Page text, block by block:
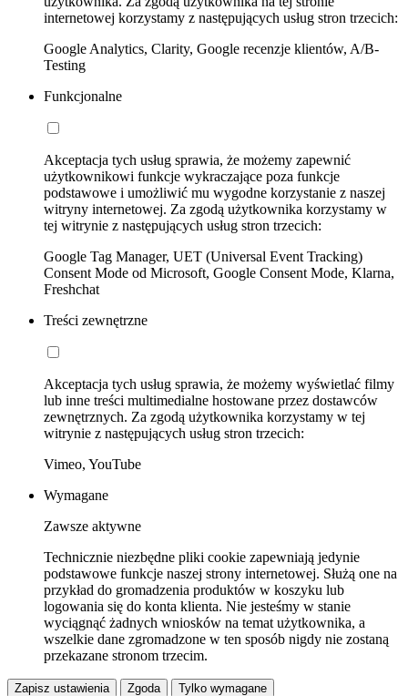
internetowej korzystamy z następujących usług stron trzecich:
Google Analytics, Clarity, Google recenzje klientów, A/B-
Testing
Funkcjonalne
Akceptacja tych usług sprawia, że możemy zapewnić
użytkownikowi funkcje wykraczające poza funkcje
podstawowe i umożliwić mu wygodne korzystanie z naszej
witryny internetowej. Za zgodą użytkownika korzystamy w
tej witrynie z następujących usług stron trzecich:
Google Tag Manager, UET (Universal Event Tracking)
Consent Mode od Microsoft, Google Consent Mode, Klarna,
Freshchat
Treści zewnętrzne
Akceptacja tych usług sprawia, że możemy wyświetlać filmy
lub inne treści multimedialne hostowane przez dostawców
zewnętrznych. Za zgodą użytkownika korzystamy w tej
witrynie z następujących usług stron trzecich:
Vimeo, YouTube
Wymagane
Zawsze aktywne
Technicznie niezbędne pliki cookie zapewniają jedynie
podstawowe funkcje naszej strony internetowej. Służą one na
przykład do gromadzenia produktów w koszyku lub
logowania się do konta klienta. Nie jesteśmy w stanie
wyciągnąć żadnych wniosków na temat użytkownika, a
wszelkie dane zgromadzone w ten sposób nigdy nie zostaną
przekazane stronom trzecim.
Zapisz ustawienia Zgoda Tylko wymagane